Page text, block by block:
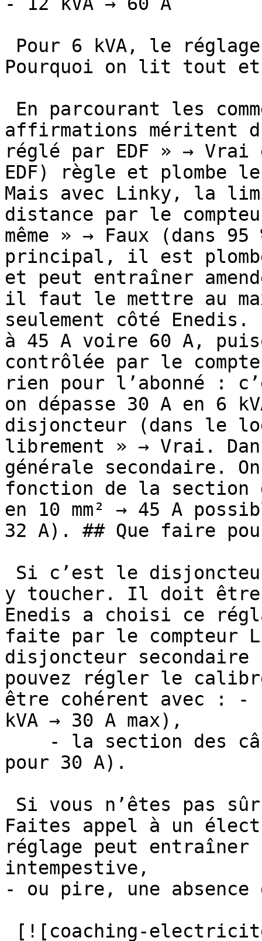
Pourquoi on lit tout
affirmations méritent
réglé par EDF » →
EDF) règle et plombe
Mais avec Linky, la
distance par le
même » → Faux (dans
principal, il est
et peut entraîner
il faut le mettre au
seulement côté
à 45 A voire 60 A,
contrôlée par le
rien pour l’abonné :
on dépasse 30 A en 6
disjoncteur (dans le
librement » → Vrai.
générale secondaire.
fonction de la section
en 10 mm² → 45 A
32 A). ## Que faire
y toucher. Il doit être
Enedis a choisi ce
faite par le compteur
disjoncteur secondaire
pouvez régler le
être cohérent avec : -
kVA → 30 A max),
pour 30 A).
Faites appel à un
réglage peut
intempestive,
- ou pire, une